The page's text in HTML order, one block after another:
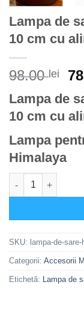
Lampa de
10 cm cu
98.00lei
a
Lampa de
10 cm cu
Lampa
Himalaya
Cantitate Lampa
SKU: lampa-de-
Categorii: Accesorii
Etichetă: Lampa de